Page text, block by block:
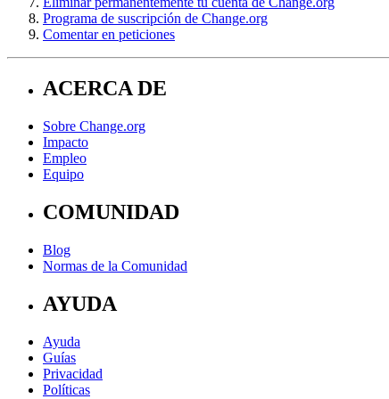
Programa de suscripción de Change.org
Comentar en peticiones
ACERCA DE
Sobre Change.org
Impacto
Empleo
Equipo
COMUNIDAD
Blog
Normas de la Comunidad
AYUDA
Ayuda
Guías
Privacidad
Políticas